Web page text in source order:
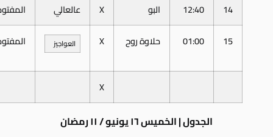
14
12:40 البو X عالعالي
15
01:00 حلاوة روح X العواجيز
X
الجدول | الخميس ١٦ يونيو / ١١ رمضان